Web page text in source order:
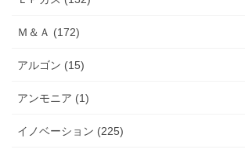
Ｍ＆Ａ (172)
アルゴン (15)
アンモニア (1)
イノベーション (225)